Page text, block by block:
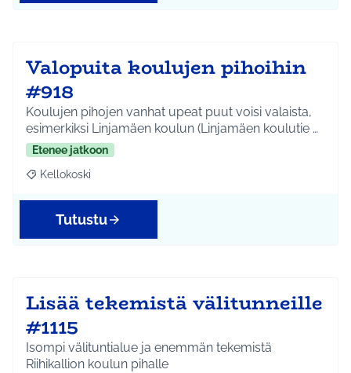
Valopuita koulujen pihoihin
#918
Koulujen pihojen vanhat upeat puut voisi valaista,
esimerkiksi Linjamäen koulun (Linjamäen koulutie …
Etenee jatkoon
Rajaa tulokset aihepiirin mukaan: Kellokoski
Kellokoski
Tutustu
Lisää tekemistä välitunneille
#1115
Isompi välituntialue ja enemmän tekemistä
Riihikallion koulun pihalle